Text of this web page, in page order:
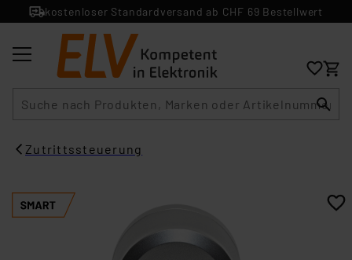
kostenloser Standardversand ab CHF 69 Bestellwert
Zutrittssteuerung